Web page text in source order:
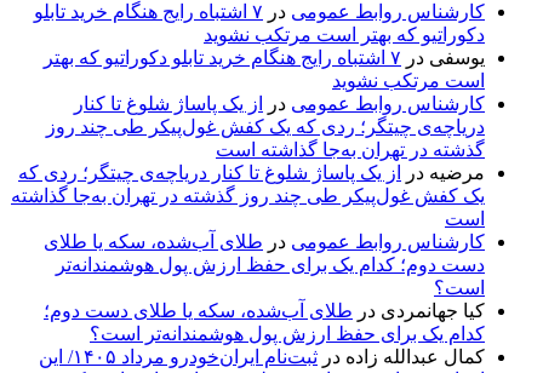
کارشناس روابط عمومی در
۷ اشتباه رایج هنگام خرید تابلو
دکوراتیو که بهتر است مرتکب نشوید
یوسفی در
۷ اشتباه رایج هنگام خرید تابلو دکوراتیو که بهتر
است مرتکب نشوید
کارشناس روابط عمومی در
از یک پاساژ شلوغ تا کنار
دریاچه‌ی چیتگر؛ ردی که یک کفش غول‌پیکر طی چند روز
گذشته در تهران به‌جا گذاشته است
مرضیه در
از یک پاساژ شلوغ تا کنار دریاچه‌ی چیتگر؛ ردی که
یک کفش غول‌پیکر طی چند روز گذشته در تهران به‌جا گذاشته
است
کارشناس روابط عمومی در طلای آب‌شده، سکه یا طلای
دست دوم؛ کدام یک برای حفظ ارزش پول هوشمندانه‌تر
است؟
کیا جهانمردی در طلای آب‌شده، سکه یا طلای دست دوم؛
کدام یک برای حفظ ارزش پول هوشمندانه‌تر است؟
کمال عبدالله زاده در
ثبت‌نام ایران‌خودرو مرداد ۱۴۰۵/ این